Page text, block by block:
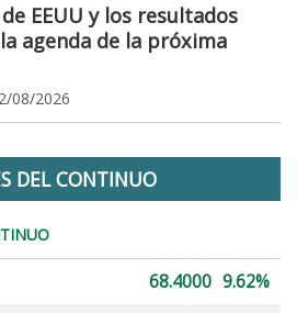
EEUU y los resultados
agenda de la próxima
08/2026
DEL CONTINUO
68.4000 9.62%